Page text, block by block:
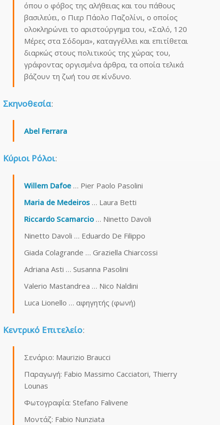
όπου ο φόβος της αλήθειας και του πάθους
βασιλεύει, ο Πιερ Πάολο Παζολίνι, ο οποίος
ολοκληρώνει το αριστούργημα του, «Σαλό, 120
Μέρες στα Σόδομα», καταγγέλλει και επιτίθεται
διαρκώς στους πολιτικούς της χώρας του,
γράφοντας οργισμένα άρθρα, τα οποία τελικά
βάζουν τη ζωή του σε κίνδυνο.
Σκηνοθεσία:
Abel Ferrara
Κύριοι Ρόλοι:
Willem Dafoe … Pier Paolo Pasolini
Maria de Medeiros … Laura Betti
Riccardo Scamarcio… Ninetto Davoli
Ninetto Davoli … Eduardo De Filippo
Giada Colagrande … Graziella Chiarcossi
Adriana Asti … Susanna Pasolini
Valerio Mastandrea … Nico Naldini
Luca Lionello … αφηγητής (φωνή)
Κεντρικό Επιτελείο:
Σενάριο: Maurizio Braucci
Παραγωγή: Fabio Massimo Cacciatori, Thierry
Lounas
Φωτογραφία: Stefano Falivene
Μοντάζ: Fabio Nunziata